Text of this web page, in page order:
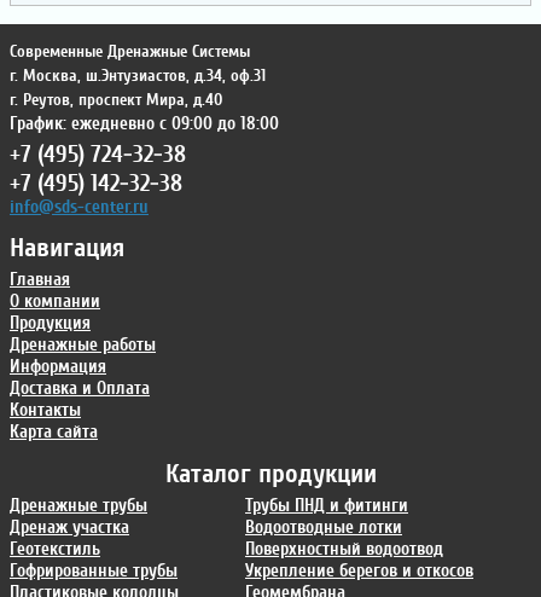
Каталог продукции
Дренажные трубы
Дренаж участка
Геотекстиль
Гофрированные трубы
Пластиковые колодцы
Трубы ПНД и фитинги
Водоотводные лотки
Поверхностный водоотвод
Укрепление берегов и откосов
Геомембрана
Навигация
Главная
О компании
Продукция
Дренажные работы
Информация
Доставка и Оплата
Контакты
Карта сайта
Современные Дренажные Системы
г. Москва, ш.Энтузиастов, д.34, оф.31
г. Реутов, проспект Мира, д.40
График: ежедневно с 09:00 до 18:00
+7 (495) 724-32-38
+7 (495) 142-32-38
info@sds-center.ru